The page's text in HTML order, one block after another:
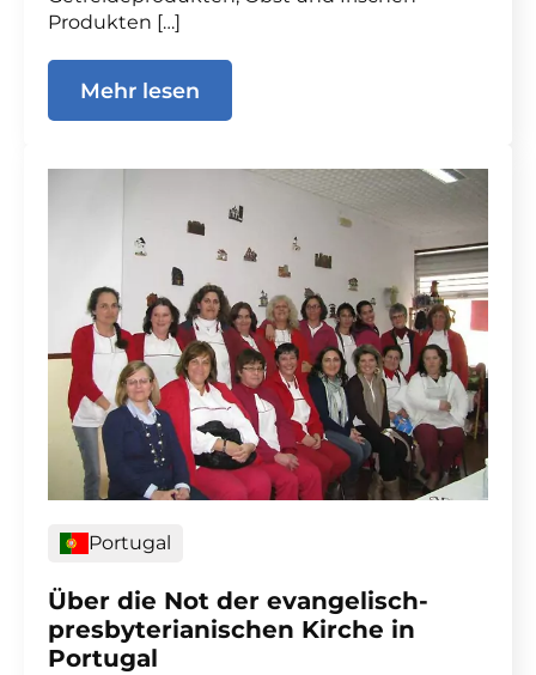
Produkten […]
Mehr lesen
Portugal
Über die Not der evangelisch-
presbyterianischen Kirche in
Portugal